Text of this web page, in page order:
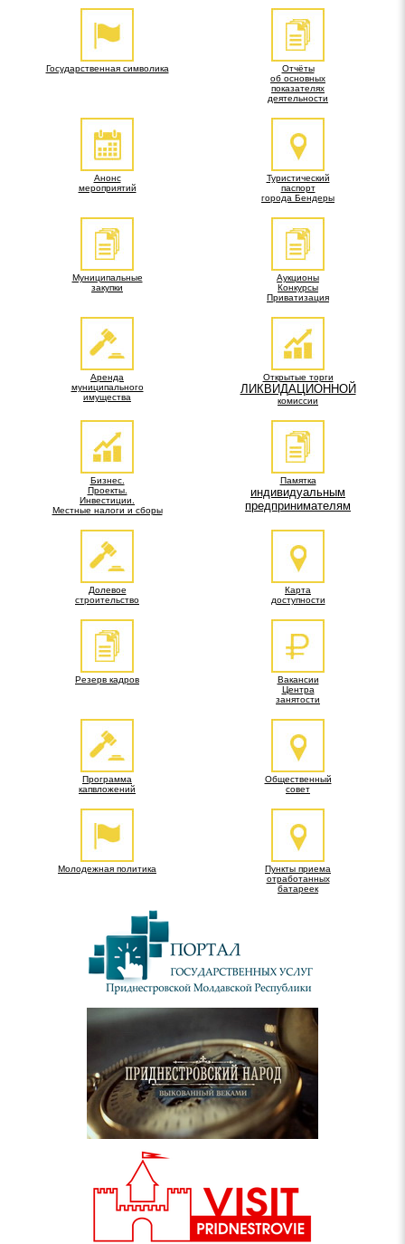
Государственная символика
Отчёты
об основных
показателях
деятельности
Анонс
мероприятий
Туристический
паспорт
города Бендеры
Муниципальные
закупки
Аукционы
Конкурсы
Приватизация
Аренда
муниципального
имущества
Открытые торги
ЛИКВИДАЦИОННОЙ
комиссии
Бизнес.
Проекты.
Инвестиции.
Местные налоги и сборы
Памятка
индивидуальным
предпринимателям
Долевое
строительство
Карта
доступности
Резерв кадров
Вакансии
Центра
занятости
Программа
капвложений
Общественный
совет
Молодежная политика
Пункты приема
отработанных
батареек